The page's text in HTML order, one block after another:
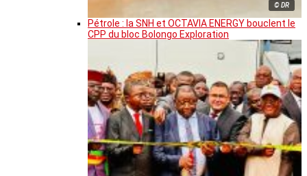
© DR
Pétrole : la SNH et OCTAVIA ENERGY bouclent le
CPP du bloc Bolongo Exploration